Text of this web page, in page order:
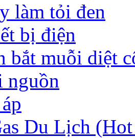
làm tỏi đen
bị điện
bắt muỗi diệt
Du Lịch